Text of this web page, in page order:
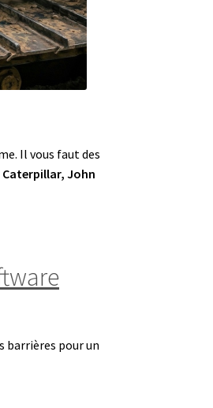
Il vous faut des
Caterpillar, John
barrières pour un